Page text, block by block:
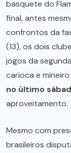
basquete do
final, antes
confrontos da
(13), os dois
jogos da
carioca e
no último
aproveitamento.
Mesmo com
brasileiros